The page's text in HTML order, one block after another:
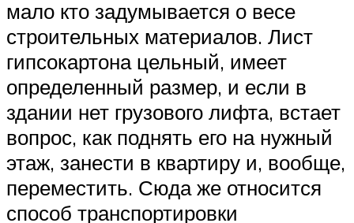
мало кто задумывается о весе
строительных материалов. Лист
гипсокартона цельный, имеет
определенный размер, и если в
здании нет грузового лифта, встает
вопрос, как поднять его на нужный
этаж, занести в квартиру и, вообще,
переместить. Сюда же относится
способ транспортировки